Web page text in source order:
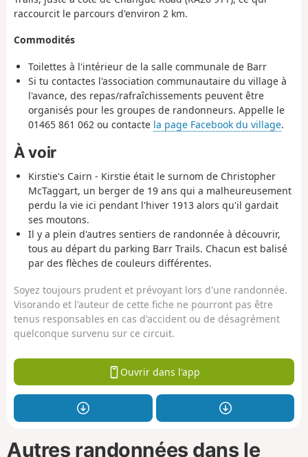
raccourcit le parcours d'environ 2 km.
Commodités
Toilettes à l'intérieur de la salle communale de Barr
Si tu contactes l'association communautaire du village à
l'avance, des repas/rafraîchissements peuvent être
organisés pour les groupes de randonneurs. Appelle le
01465 861 062 ou contacte la page Facebook du village.
À voir
Kirstie's Cairn - Kirstie était le surnom de Christopher
McTaggart, un berger de 19 ans qui a malheureusement
perdu la vie ici pendant l'hiver 1913 alors qu'il gardait
ses moutons.
Il y a plein d'autres sentiers de randonnée à découvrir,
tous au départ du parking Barr Trails. Chacun est balisé
par des flèches de couleurs différentes.
Soyez toujours prudent et prévoyant lors d'une randonnée.
Visorando et l'auteur de cette fiche ne pourront pas être
tenus responsables en cas d'accident ou de désagrément
quelconque survenu sur ce circuit.
Ouvrir dans l'app
Autres randonnées dans le